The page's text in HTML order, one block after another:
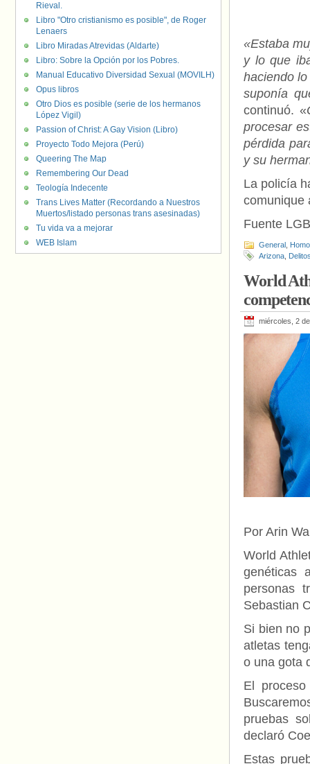
«Estaba
y lo que
haciendo
suponía
continuó. «
procesar
pérdida
y su
La policía
comunique
Fuente
General
Arizona
World
miércoles, 2
Por Arin
World
genéticas
personas
Sebastian
Si bien no
atletas
o una gota
El
pruebas
declaró
Estas
Rieval.
Libro "Otro cristianismo es posible", de Roger
Lenaers
Libro Miradas Atrevidas (Aldarte)
Libro: Sobre la Opción por los Pobres.
Manual Educativo Diversidad Sexual (MOVILH)
Opus libros
Otro Dios es posible (serie de los hermanos
López Vigil)
Passion of Christ: A Gay Vision (Libro)
Proyecto Todo Mejora (Perú)
Queering The Map
Remembering Our Dead
Teología Indecente
Trans Lives Matter (Recordando a Nuestros
Muertos/listado personas trans asesinadas)
Tu vida va a mejorar
WEB Islam